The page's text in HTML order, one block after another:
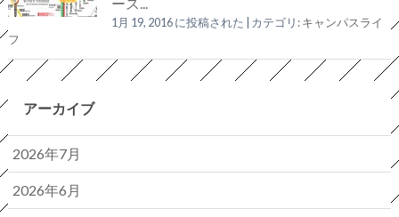
ース...
1月 19, 2016 に投稿された カテゴリ:キャンパスライ
フ
アーカイブ
2026年7月
2026年6月